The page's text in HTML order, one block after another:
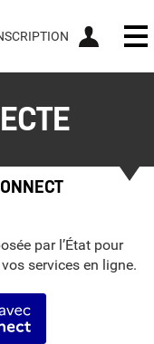
par l’État pour
services en ligne.
avec FranceConnect